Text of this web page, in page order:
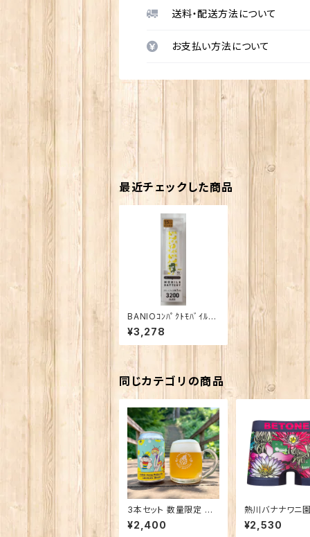
送料・配送方法について
お支払い方法について
最近チェックした商品
BANIOｺﾝﾊﾟｸﾄﾓﾊﾞｲﾙﾊﾞ
ｯﾃﾘｰ
¥3,278
同じカテゴリの商品
3本セット 数量限定 ん
ばなな！Honey Golde
n Ale
¥2,400
熱川バナナワニ
ONES 熱川ば
AVY
¥2,530